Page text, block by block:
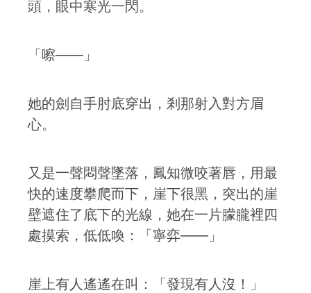
頭，眼中寒光一閃。
「嚓——」
她的劍自手肘底穿出，剎那射入對方眉
心。
又是一聲悶聲墜落，鳳知微咬著唇，用最
快的速度攀爬而下，崖下很黑，突出的崖
壁遮住了底下的光線，她在一片朦朧裡四
處摸索，低低喚：「寧弈——」
崖上有人遙遙在叫：「發現有人沒！」